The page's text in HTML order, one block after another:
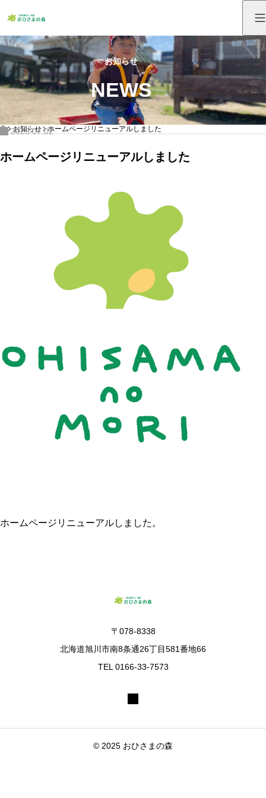
お知らせ
NEWS
HOME
お知らせ ホームページリニューアルしました
2025.07.02
ホームページリニューアルしました
ホームページリニューアルしました。
〒078-8338
北海道旭川市南8条通26丁目581番地66
TEL 0166-33-7573
© 2025 おひさまの森